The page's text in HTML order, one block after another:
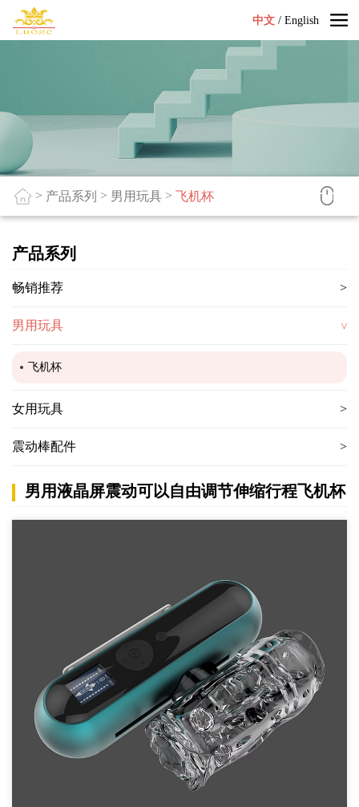
中文 / English
> 产品系列 > 男用玩具 > 飞机杯
产品系列
畅销推荐
男用玩具
飞机杯
女用玩具
震动棒配件
男用液晶屏震动可以自由调节伸缩行程飞机杯